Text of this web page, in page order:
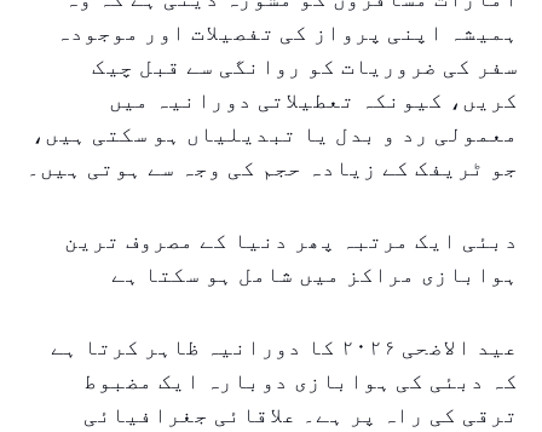
ہمیشہ اپنی پرواز کی تفصیلات اور موجودہ
سفر کی ضروریات کو روانگی سے قبل چیک
کریں، کیونکہ تعطیلاتی دورانیہ میں
معمولی رد و بدل یا تبدیلیاں ہو سکتی ہیں،
جو ٹریفک کے زیادہ حجم کی وجہ سے ہوتی ہیں۔
دبئی ایک مرتبہ پھر دنیا کے مصروف ترین
ہوابازی مراکز میں شامل ہو سکتا ہے
عید الاضحی ۲۰۲۶ کا دورانیہ ظاہر کرتا ہے
کہ دبئی کی ہوابازی دوبارہ ایک مضبوط
ترقی کی راہ پر ہے۔ علاقائی جغرافیائی